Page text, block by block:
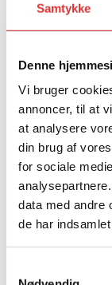
Samtykke
Denne
Vi bruger
annoncer, til at
at analysere
din brug af
for sociale
data med andre
de har
Skov